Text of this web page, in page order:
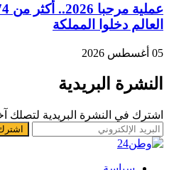
العالم دخلوا المملكة
05 أغسطس 2026
النشرة البريدية
اشترك في النشرة البريدية لتصلك